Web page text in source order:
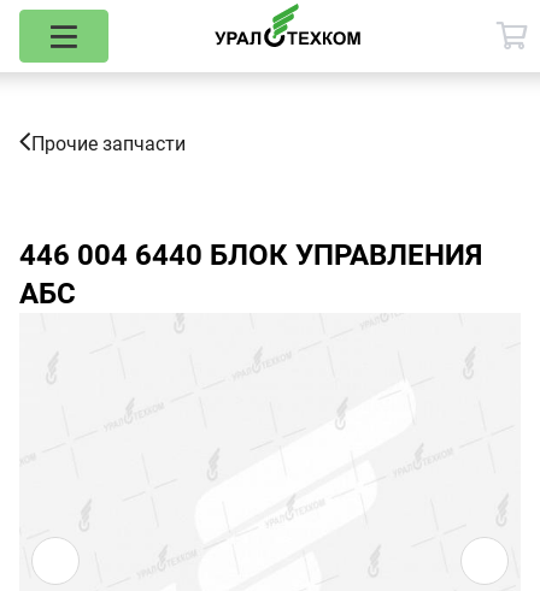
Прочие запчасти
446 004 6440 БЛОК УПРАВЛЕНИЯ
АБС